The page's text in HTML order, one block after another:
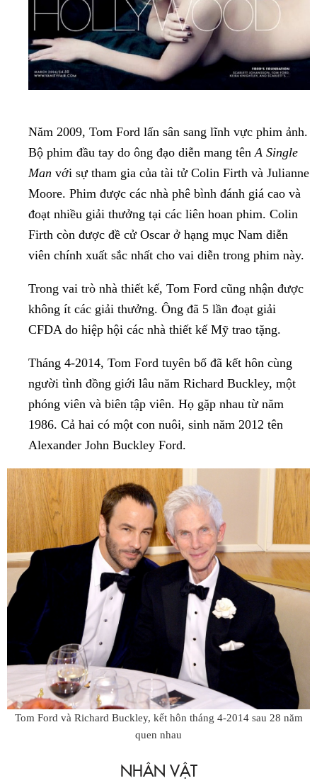
Năm 2009, Tom Ford lấn sân sang lĩnh vực phim ảnh.
Bộ phim đầu tay do ông đạo diễn mang tênA Single
Man với sự tham gia của tài tử Colin Firth và Julianne
Moore. Phim được các nhà phê bình đánh giá cao và
đoạt nhiều giải thưởng tại các liên hoan phim. Colin
Firth còn được đề cử Oscar ở hạng mục Nam diễn
viên chính xuất sắc nhất cho vai diễn trong phim này.
Trong vai trò nhà thiết kế, Tom Ford cũng nhận được
không ít các giải thưởng. Ông đã 5 lần đoạt giải
CFDA do hiệp hội các nhà thiết kế Mỹ trao tặng.
Tháng 4-2014, Tom Ford tuyên bố đã kết hôn cùng
người tình đồng giới lâu năm Richard Buckley, một
phóng viên và biên tập viên. Họ gặp nhau từ năm
1986. Cả hai có một con nuôi, sinh năm 2012 tên
Alexander John Buckley Ford.
Tom Ford và Richard Buckley, kết hôn tháng 4-2014 sau 28 năm
quen nhau
NHÂN VẬT